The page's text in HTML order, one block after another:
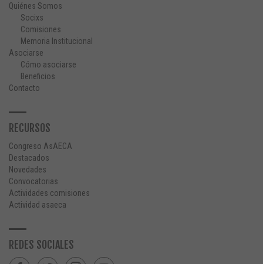
Quiénes Somos
Socixs
Comisiones
Memoria Institucional
Asociarse
Cómo asociarse
Beneficios
Contacto
RECURSOS
Congreso AsAECA
Destacados
Novedades
Convocatorias
Actividades comisiones
Actividad asaeca
REDES SOCIALES